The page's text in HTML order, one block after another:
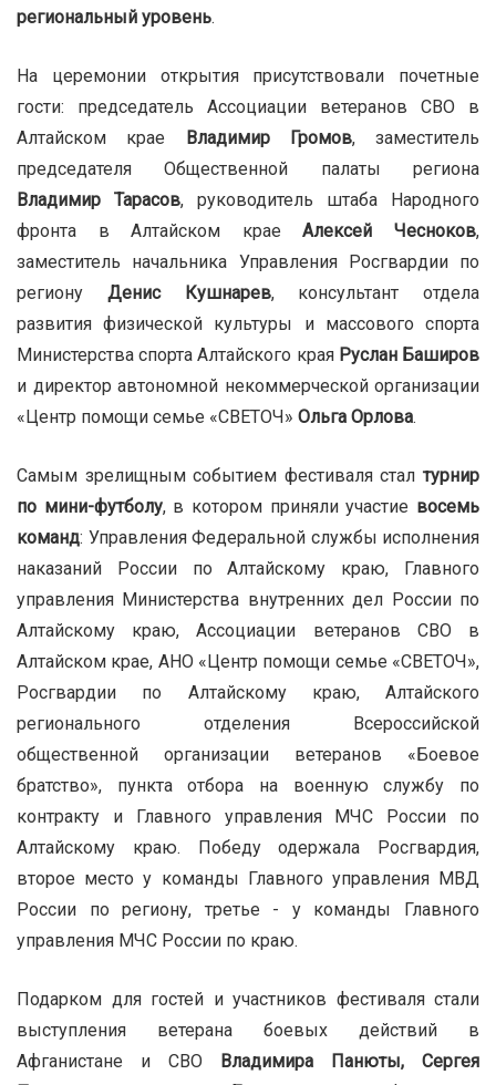
региональный уровень.
На церемонии открытия присутствовали почетные
гости: председатель Ассоциации ветеранов СВО в
Алтайском крае
Владимир Громов, заместитель
председателя Общественной палаты региона
Владимир Тарасов, руководитель штаба Народного
фронта в Алтайском крае Алексей Чесноков,
заместитель начальника Управления Росгвардии по
региону Денис Кушнарев, консультант отдела
развития физической культуры и массового спорта
Министерства спорта Алтайского края Руслан Баширов
и директор автономной некоммерческой организации
«Центр помощи семье «СВЕТОЧ» Ольга Орлова.
Самым зрелищным событием фестиваля стал турнир
по мини-футболу, в котором приняли участие восемь
команд: Управления Федеральной службы исполнения
наказаний России по Алтайскому краю, Главного
управления Министерства внутренних дел России по
Алтайскому краю, Ассоциации ветеранов СВО в
Алтайском крае, АНО «Центр помощи семье «СВЕТОЧ»,
Росгвардии по Алтайскому краю, Алтайского
регионального отделения Всероссийской
общественной организации ветеранов «Боевое
братство», пункта отбора на военную службу по
контракту и Главного управления МЧС России по
Алтайскому краю. Победу одержала Росгвардия,
второе место у команды Главного управления МВД
России по региону, третье - у команды Главного
управления МЧС России по краю.
Подарком для гостей и участников фестиваля стали
выступления ветерана боевых действий в
Афганистане и СВО
Владимира Панюты,
Сергея